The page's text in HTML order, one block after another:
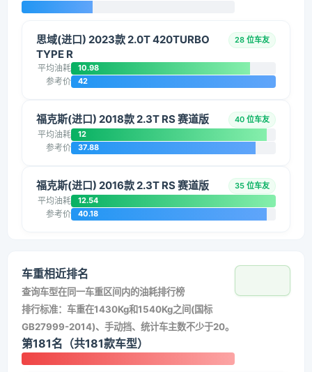
思域(进口) 2023款 2.0T 420TURBO
TYPE R
28 位车友
平均油耗 10.98
参考价 42
福克斯(进口) 2018款 2.3T RS 赛道版 40 位车友
平均油耗 12
参考价 37.88
福克斯(进口) 2016款 2.3T RS 赛道版 35 位车友
平均油耗 12.54
参考价 40.18
车重相近排名
查询车型在同一车重区间内的油耗排行榜
排行标准：车重在1430Kg和1540Kg之间(国标
GB27999-2014)、手动挡、统计车主数不少于20。
第181名（共181款车型）